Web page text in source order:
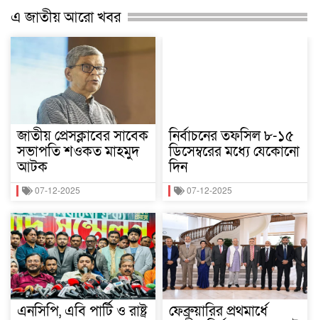
এ জাতীয় আরো খবর
জাতীয় প্রেসক্লাবের সাবেক
সভাপতি শওকত মাহমুদ
আটক
07-12-2025
এনসিপি, এবি পার্টি ও রাষ্ট্র
নির্বাচনের তফসিল ৮-১৫
ডিসেম্বরের মধ্যে যেকোনো
দিন
07-12-2025
ফেব্রুয়ারির প্রথমার্ধে